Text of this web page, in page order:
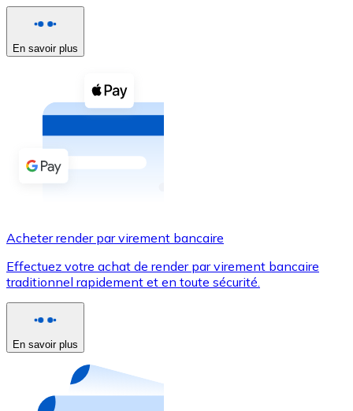
Voir toutes
Coupons crypto
Achetez des cryptomonnaies en espèces et d'autres
Acheter avec espèces
Virement SEPA
Utilisez les cartes Visa et Mastercard pour acheter
Acheter avec carte
Nouveau
Achetez des cartes-cadeaux de vos marques
En savoir plus
Acheter render par virement bancaire
Effectuez votre achat de render par virement bancaire
traditionnel rapidement et en toute sécurité.
En savoir plus